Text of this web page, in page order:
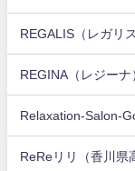
REGALIS（レガリ
REGINA（レジーナ
Relaxation-Salon-
ReReリリ（香川県